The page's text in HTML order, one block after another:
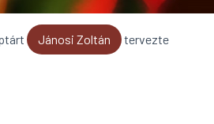
Jánosi Zoltán tervezte